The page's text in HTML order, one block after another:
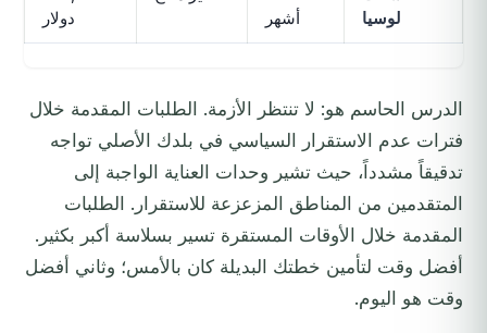
لوسيا
أشهر
دولار
الدرس الحاسم هو: لا تنتظر الأزمة. الطلبات المقدمة خلال
فترات عدم الاستقرار السياسي في بلدك الأصلي تواجه
تدقيقاً مشدداً، حيث تشير وحدات العناية الواجبة إلى
المتقدمين من المناطق المزعزعة للاستقرار. الطلبات
المقدمة خلال الأوقات المستقرة تسير بسلاسة أكبر بكثير.
أفضل وقت لتأمين خطتك البديلة كان بالأمس؛ وثاني أفضل
وقت هو اليوم.